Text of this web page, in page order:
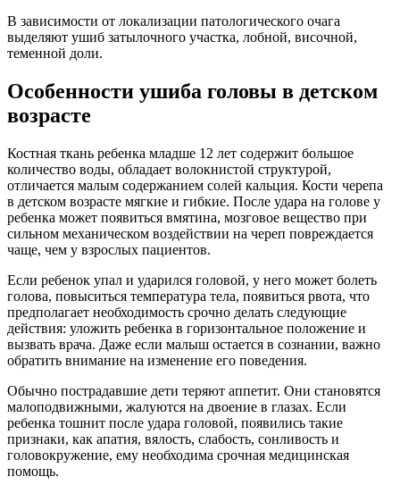
В зависимости от локализации патологического очага
выделяют ушиб затылочного участка, лобной, височной,
теменной доли.
Особенности ушиба головы в детском
возрасте
Костная ткань ребенка младше 12 лет содержит большое
количество воды, обладает волокнистой структурой,
отличается малым содержанием солей кальция. Кости черепа
в детском возрасте мягкие и гибкие. После удара на голове у
ребенка может появиться вмятина, мозговое вещество при
сильном механическом воздействии на череп повреждается
чаще, чем у взрослых пациентов.
Если ребенок упал и ударился головой, у него может болеть
голова, повыситься температура тела, появиться рвота, что
предполагает необходимость срочно делать следующие
действия: уложить ребенка в горизонтальное положение и
вызвать врача. Даже если малыш остается в сознании, важно
обратить внимание на изменение его поведения.
Обычно пострадавшие дети теряют аппетит. Они становятся
малоподвижными, жалуются на двоение в глазах. Если
ребенка тошнит после удара головой, появились такие
признаки, как апатия, вялость, слабость, сонливость и
головокружение, ему необходима срочная медицинская
помощь.